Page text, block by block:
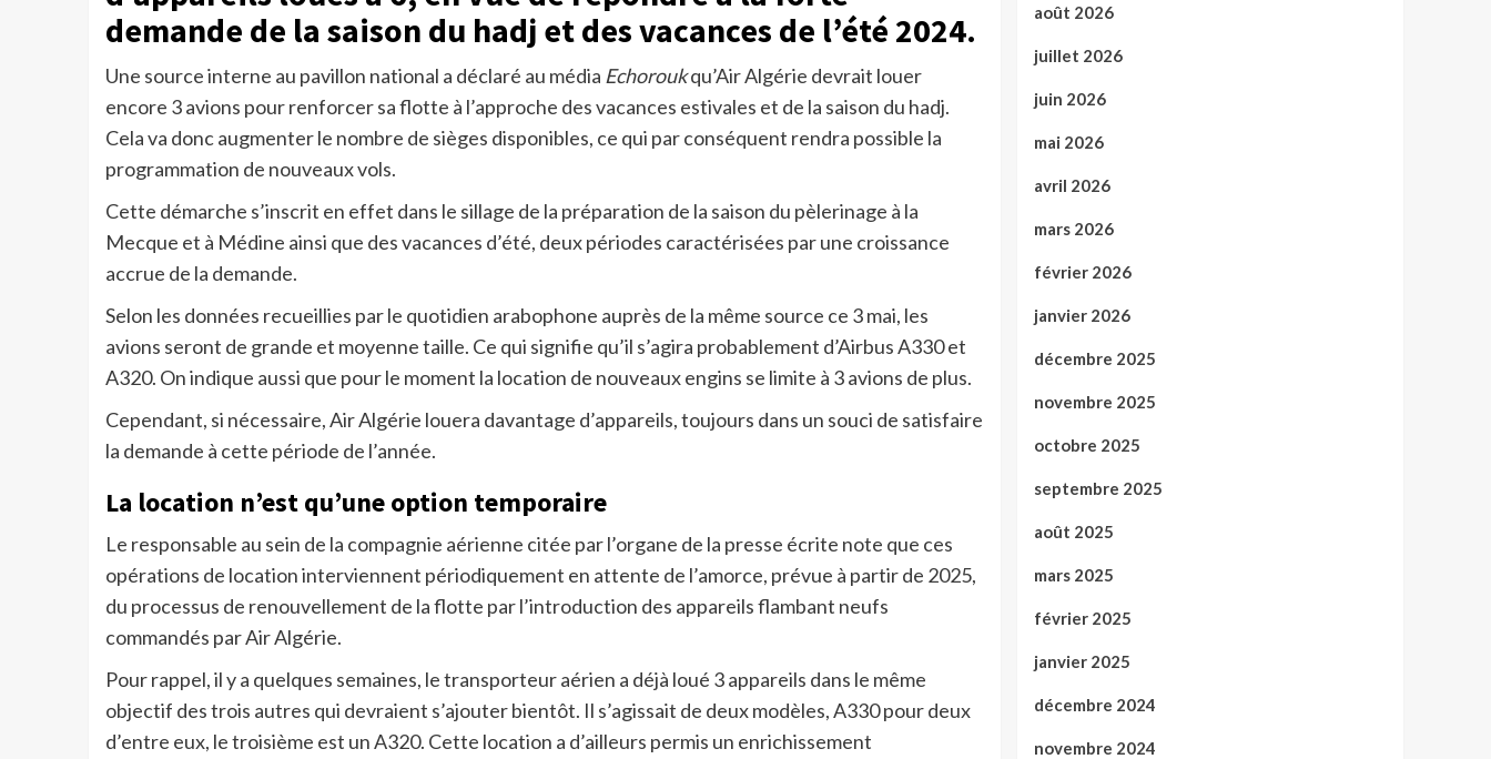
demande de la saison du hadj et des vacances de l’été 2024.
Une source interne au pavillon national a déclaré au média Echoroukqu’Air Algérie devrait louer
encore 3 avions pour renforcer sa flotte à l’approche des vacances estivales et de la saison du hadj.
Cela va donc augmenter le nombre de sièges disponibles, ce qui par conséquent rendra possible la
programmation de nouveaux vols.
Cette démarche s’inscrit en effet dans le sillage de la préparation de la saison du pèlerinage à la
Mecque et à Médine ainsi que des vacances d’été, deux périodes caractérisées par une croissance
accrue de la demande.
Selon les données recueillies par le quotidien arabophone auprès de la même source ce 3 mai, les
avions seront de grande et moyenne taille. Ce qui signifie qu’il s’agira probablement d’Airbus A330 et
A320. On indique aussi que pour le moment la location de nouveaux engins se limite à 3 avions de plus.
Cependant, si nécessaire, Air Algérie louera davantage d’appareils, toujours dans un souci de satisfaire
la demande à cette période de l’année.
La location n’est qu’une option temporaire
Le responsable au sein de la compagnie aérienne citée par l’organe de la presse écrite note que ces
opérations de location interviennent périodiquement en attente de l’amorce, prévue à partir de 2025,
du processus de renouvellement de la flotte par l’introduction des appareils flambant neufs
commandés par Air Algérie.
Pour rappel, il y a quelques semaines, le transporteur aérien a déjà loué 3 appareils dans le même
objectif des trois autres qui devraient s’ajouter bientôt. Il s’agissait de deux modèles, A330 pour deux
d’entre eux, le troisième est un A320. Cette location a d’ailleurs permis un enrichissement
août 2026
juillet 2026
juin 2026
mai 2026
avril 2026
mars 2026
février 2026
janvier 2026
décembre 2025
novembre 2025
octobre 2025
septembre 2025
août 2025
mars 2025
février 2025
janvier 2025
décembre 2024
novembre 2024